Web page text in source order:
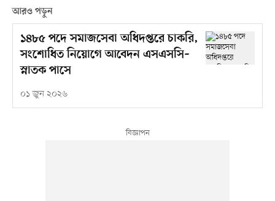
আরও পড়ুন
১৪৮৫ পদে সমাজসেবা অধিদপ্তরে চাকরি,
সংশোধিত নিয়োগে আবেদন এসএসসি–
স্নাতক পাসে
০১ জুন ২০২৬